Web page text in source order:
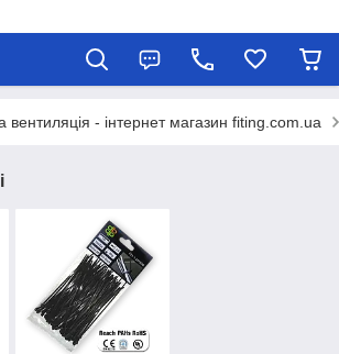
вентиляція - інтернет магазин fiting.com.ua